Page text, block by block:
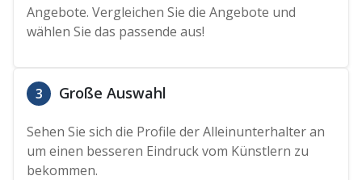
Angebote. Vergleichen Sie die Angebote und
wählen Sie das passende aus!
3 Große Auswahl
Sehen Sie sich die Profile der Alleinunterhalter an
um einen besseren Eindruck vom Künstlern zu
bekommen.